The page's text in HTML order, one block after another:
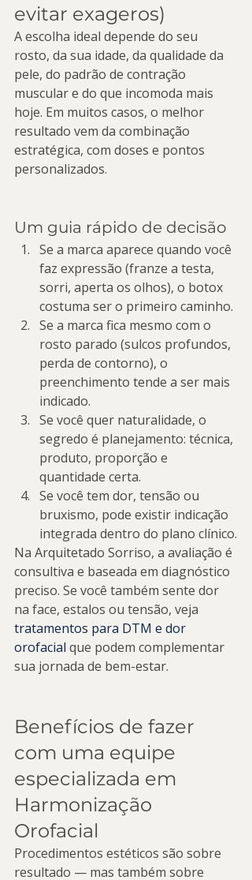
evitar exageros)
A escolha ideal depende do seu
rosto, da sua idade, da qualidade da
pele, do padrão de contração
muscular e do que incomoda mais
hoje. Em muitos casos, o melhor
resultado vem da combinação
estratégica, com doses e pontos
personalizados.
Um guia rápido de decisão
Se a marca aparece quando você
faz expressão (franze a testa,
sorri, aperta os olhos), o botox
costuma ser o primeiro caminho.
Se a marca fica mesmo com o
rosto parado (sulcos profundos,
perda de contorno), o
preenchimento tende a ser mais
indicado.
Se você quer naturalidade, o
segredo é planejamento: técnica,
produto, proporção e
quantidade certa.
Se você tem dor, tensão ou
bruxismo, pode existir indicação
integrada dentro do plano clínico.
Na Arquitetado Sorriso, a avaliação é
consultiva e baseada em diagnóstico
preciso. Se você também sente dor
na face, estalos ou tensão, veja
tratamentos para DTM e dor
orofacial que podem complementar
sua jornada de bem-estar.
Benefícios de fazer
com uma equipe
especializada em
Harmonização
Orofacial
Procedimentos estéticos são sobre
resultado — mas também sobre